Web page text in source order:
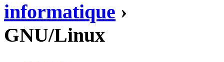
informatique ›
GNU/Linux